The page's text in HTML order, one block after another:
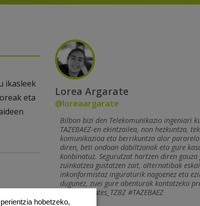
ikasleek
eta
Lorea Argarate
@loreaargarate
Bilbon bizi den Telekomunikazio ingeniari
TAZEBAEZ-en ekintzailea, non hezkuntza,
komunikazioa eta berrikuntza alor
diren, beti ondoan dabiltzanak eta gure
konbinatuz. Segurutzat hartzen diren gauza
zuinkatzea gustatzen zait, alternatibak
inkonformistaz inguraturik nagoenez eta
dugunez, zuei gure abenturak kontatzeko
#whynotmates_TZBZ #TAZEBAEZ
hobetzeko,